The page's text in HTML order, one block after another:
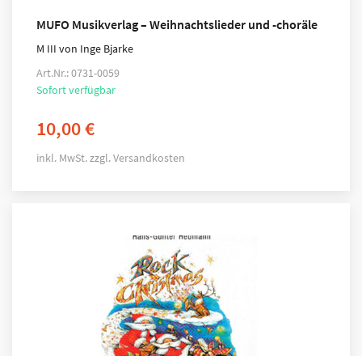
MUFO Musikverlag – Weihnachtslieder und -choräle
M III von Inge Bjarke
Art.Nr.: 0731-0059
Sofort verfügbar
10,00€
inkl. MwSt. zzgl.Versandkosten